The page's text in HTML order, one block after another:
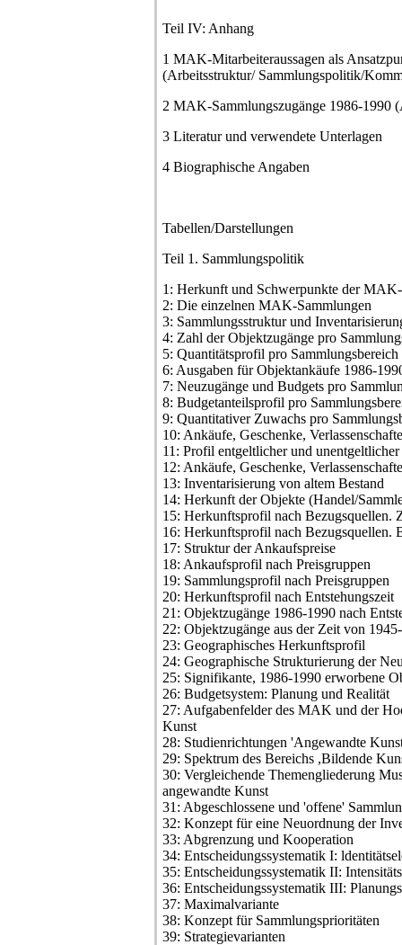
Teil IV: Anhang
1 MAK-Mitarbeiteraussagen als
(Arbeitsstruktur/ Sammlungspolitik/
2 MAK-Sammlungszugänge 1986-1990
3 Literatur und verwendete Unterlagen
4 Biographische Angaben
Tabellen/Darstellungen
Teil 1. Sammlungspolitik
1: Herkunft und Schwerpunkte der
2: Die einzelnen MAK-Sammlungen
3: Sammlungsstruktur und
4: Zahl der Objektzugänge pro
5: Quantitätsprofil pro Sammlungsbereich
6: Ausgaben für Objektankäufe 1986-
7: Neuzugänge und Budgets pro
8: Budgetanteilsprofil pro
9: Quantitativer Zuwachs pro
10: Ankäufe, Geschenke,
11: Profil entgeltlicher und
12: Ankäufe, Geschenke,
13: Inventarisierung von altem Bestand
14: Herkunft der Objekte (Handel/
15: Herkunftsprofil nach Bezugsquellen.
16: Herkunftsprofil nach Bezugsquellen.
17: Struktur der Ankaufspreise
18: Ankaufsprofil nach Preisgruppen
19: Sammlungsprofil nach Preisgruppen
20: Herkunftsprofil nach Entstehungszeit
21: Objektzugänge 1986-1990 nach
22: Objektzugänge aus der Zeit von
23: Geographisches Herkunftsprofil
24: Geographische Strukturierung der
25: Signifikante, 1986-1990 erworbene
26: Budgetsystem: Planung und Realität
27: Aufgabenfelder des MAK und der
Kunst
28: Studienrichtungen 'Angewandte
29: Spektrum des Bereichs ,Bildende
30: Vergleichende Themengliederung
angewandte Kunst
31: Abgeschlossene und 'offene'
32: Konzept für eine Neuordnung der
33: Abgrenzung und Kooperation
34: Entscheidungssystematik I:
35: Entscheidungssystematik II:
36: Entscheidungssystematik III:
37: Maximalvariante
38: Konzept für Sammlungsprioritäten
39: Strategievarianten